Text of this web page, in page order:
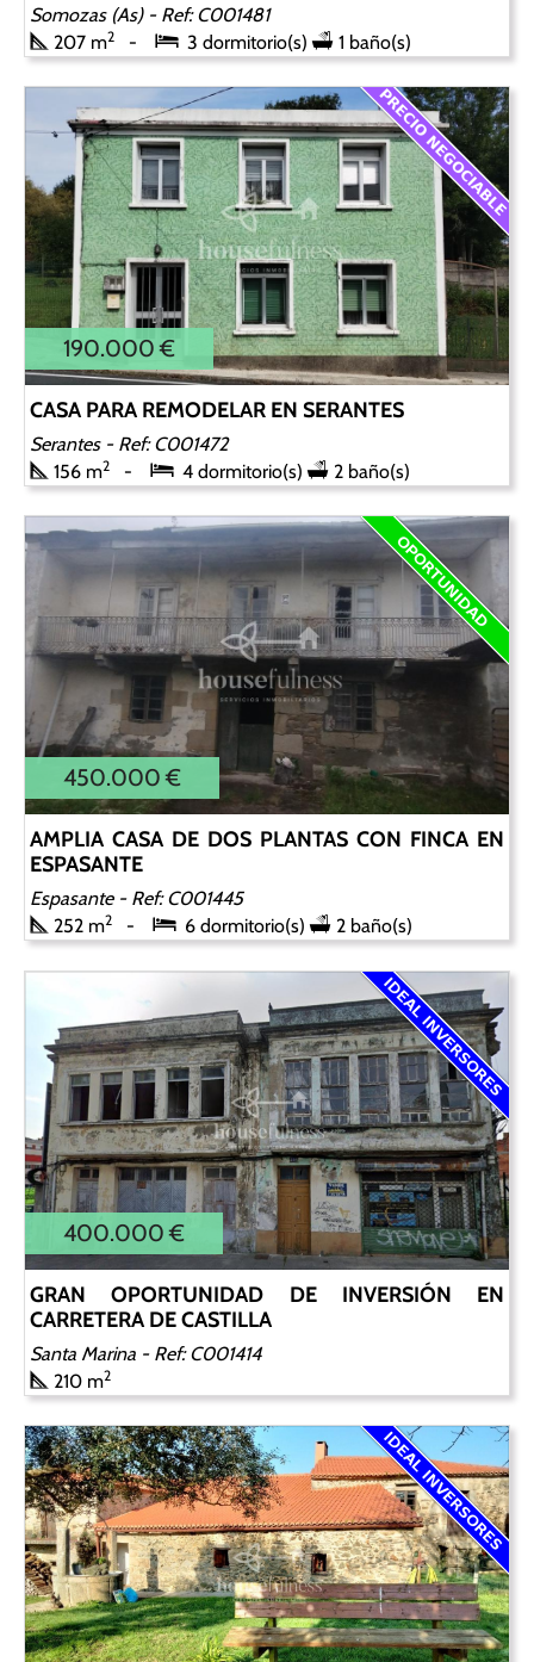
Somozas (As) - Ref: C001481
207 m2 3 dormitorio(s) 1 baño(s)
190.000 €
CASA PARA REMODELAR EN SERANTES
Serantes - Ref: C001472
156 m2 4 dormitorio(s) 2 baño(s)
450.000 €
AMPLIA CASA DE DOS PLANTAS CON FINCA EN
ESPASANTE
Espasante - Ref: C001445
252 m2 6 dormitorio(s) 2 baño(s)
400.000 €
GRAN OPORTUNIDAD DE INVERSIÓN EN
CARRETERA DE CASTILLA
Santa Marina - Ref: C001414
210 m2